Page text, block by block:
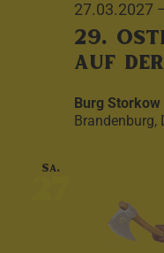
27.03.2027
29.
auf
Burg Storkow
Brandenburg,
Sa.